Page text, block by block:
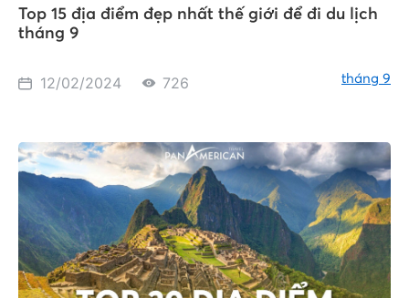
Top 15 địa điểm đẹp nhất thế giới để đi du lịch
tháng 9
12/02/2024 726 tháng 9